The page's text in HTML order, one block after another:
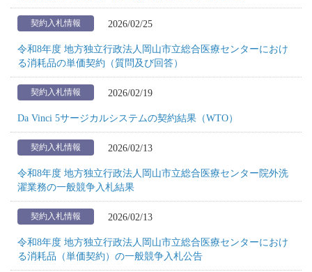
契約入札情報 2026/02/25
令和8年度 地方独立行政法人岡山市立総合医療センターにおけ
る消耗品の単価契約（質問及び回答）
契約入札情報 2026/02/19
Da Vinci 5サージカルシステムの契約結果（WTO）
契約入札情報 2026/02/13
令和8年度 地方独立行政法人岡山市立総合医療センター院外洗
濯業務の一般競争入札結果
契約入札情報 2026/02/13
令和8年度 地方独立行政法人岡山市立総合医療センターにおけ
る消耗品（単価契約）の一般競争入札公告